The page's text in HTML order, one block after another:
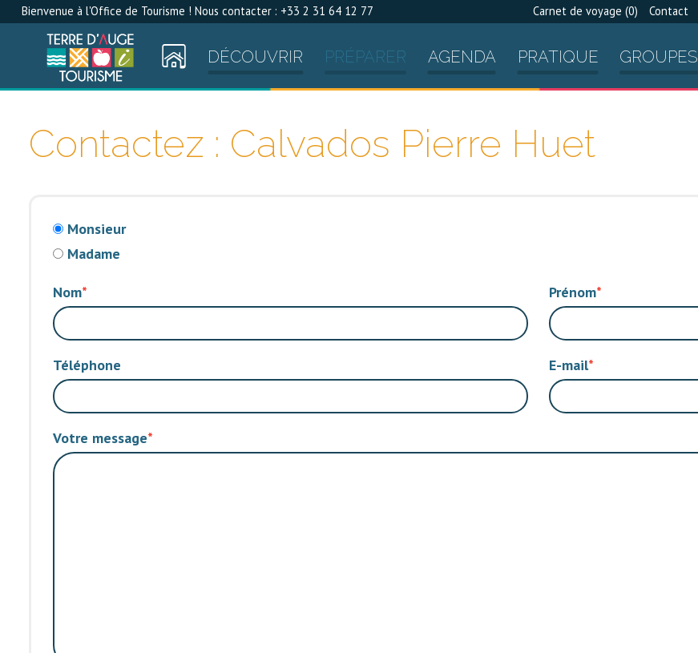
Bienvenue à l'Office de Tourisme ! Nous contacter : +33 2 31 64 12 77 Carnet de voyage (0) Contact
DÉCOUVRIR PRÉPARER AGENDA PRATIQUE GROUPES
Contactez : Calvados Pierre Huet
Monsieur
Madame
Nom Prénom
Téléphone E-mail
Votre message